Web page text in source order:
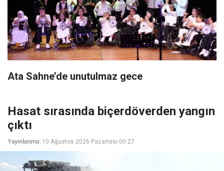
Ata Sahne’de unutulmaz gece
Hasat sırasında biçerdöverden yangın
çıktı
Yayınlanma: 10 Ağustos 2026 Pazartesi 00:27